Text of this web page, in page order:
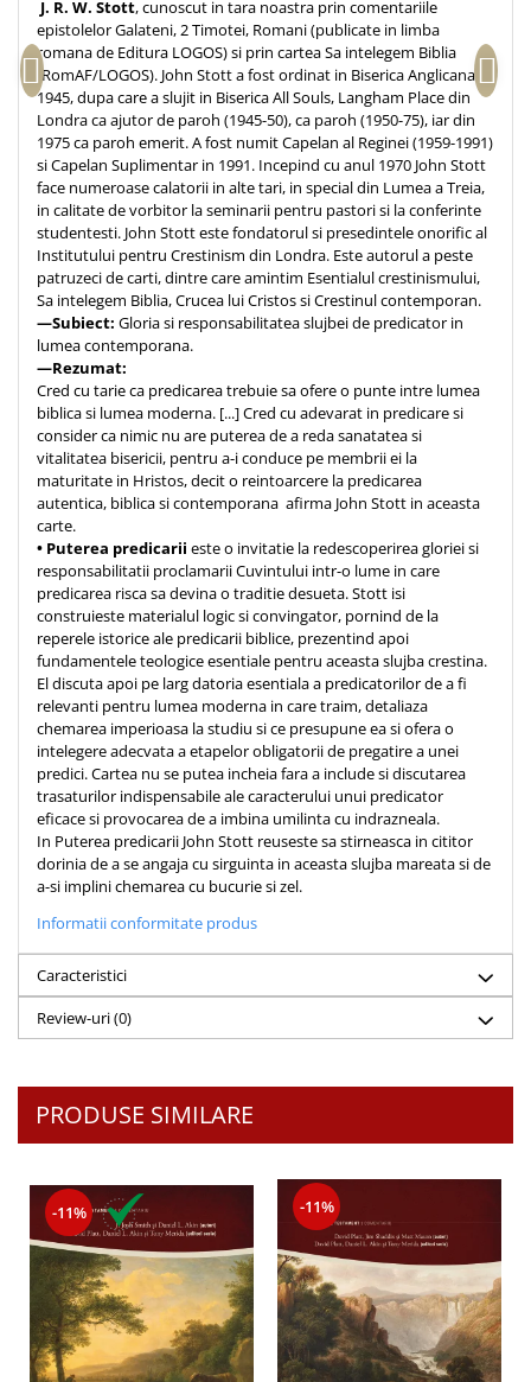
Teologie
A doua venire
Apologetica
Dogmatica
Istoria Bisericii
Misiune
Viata crestina
Contemporaneitate
Devotional
Diverse
Lupta Spirituala
Schimbarea caracterului
Slujire
Suferinta
Viata din belsug
Viata de zi cu zi
Despre afaceri
Dezvoltare personala
Leadership
Mediu
Sanatate / nutritie
J. R. W. Stott, cunoscut in tara noastra prin comentariile
epistolelor Galateni, 2 Timotei, Romani (publicate in limba
romana de Editura LOGOS) si prin cartea Sa intelegem Biblia
(RomAF/LOGOS). John Stott a fost ordinat in Biserica Anglicana in
1945, dupa care a slujit in Biserica All Souls, Langham Place din
Londra ca ajutor de paroh (1945-50), ca paroh (1950-75), iar din
1975 ca paroh emerit. A fost numit Capelan al Reginei (1959-1991)
si Capelan Suplimentar in 1991. Incepind cu anul 1970 John Stott
face numeroase calatorii in alte tari, in special din Lumea a Treia,
in calitate de vorbitor la seminarii pentru pastori si la conferinte
studentesti. John Stott este fondatorul si presedintele onorific al
Institutului pentru Crestinism din Londra. Este autorul a peste
patruzeci de carti, dintre care amintim Esentialul crestinismului,
Sa intelegem Biblia, Crucea lui Cristos si Crestinul contemporan.
—Subiect: Gloria si responsabilitatea slujbei de predicator in
lumea contemporana.
—Rezumat:
Cred cu tarie ca predicarea trebuie sa ofere o punte intre lumea
biblica si lumea moderna. [...] Cred cu adevarat in predicare si
consider ca nimic nu are puterea de a reda sanatatea si
vitalitatea bisericii, pentru a-i conduce pe membrii ei la
maturitate in Hristos, decit o reintoarcere la predicarea
autentica, biblica si contemporana afirma John Stott in aceasta
carte.
• Puterea predicarii este o invitatie la redescoperirea gloriei si
responsabilitatii proclamarii Cuvintului intr-o lume in care
predicarea risca sa devina o traditie desueta. Stott isi
construieste materialul logic si convingator, pornind de la
reperele istorice ale predicarii biblice, prezentind apoi
fundamentele teologice esentiale pentru aceasta slujba crestina.
El discuta apoi pe larg datoria esentiala a predicatorilor de a fi
relevanti pentru lumea moderna in care traim, detaliaza
chemarea imperioasa la studiu si ce presupune ea si ofera o
intelegere adecvata a etapelor obligatorii de pregatire a unei
predici. Cartea nu se putea incheia fara a include si discutarea
trasaturilor indispensabile ale caracterului unui predicator
eficace si provocarea de a imbina umilinta cu indrazneala.
In Puterea predicarii John Stott reuseste sa stirneasca in cititor
dorinia de a se angaja cu sirguinta in aceasta slujba mareata si de
a-si implini chemarea cu bucurie si zel.
Informatii conformitate produs
Caracteristici
Review-uri(0)
PRODUSE SIMILARE
-11% -11%